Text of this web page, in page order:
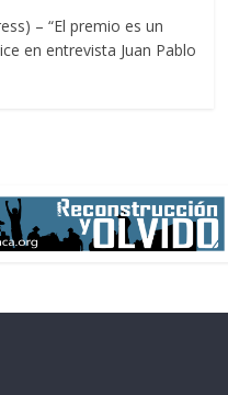
– “El premio es un
en entrevista Juan Pablo